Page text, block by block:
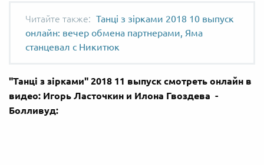
Танці з зірками 2018 10 выпуск
онлайн: вечер обмена партнерами, Яма
станцевал с Никитюк
"Танці з зірками" 2018 11 выпуск смотреть онлайн в
видео: Игорь Ласточкин и Илона Гвоздева ​ -
Болливуд: